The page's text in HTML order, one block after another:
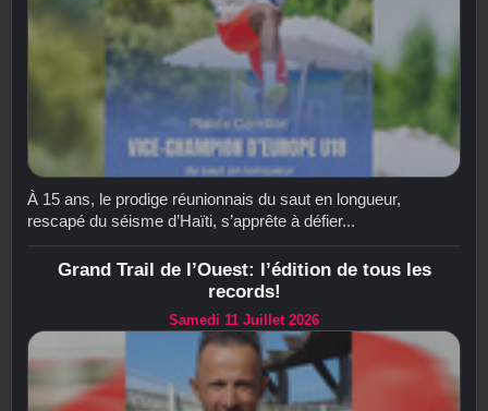
À 15 ans, le prodige réunionnais du saut en longueur,
rescapé du séisme d’Haïti, s’apprête à défier...
Grand Trail de l’Ouest: l’édition de tous les
records!
Samedi 11 Juillet 2026